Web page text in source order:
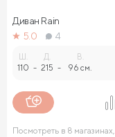
Диван Rain
5.0
4
Ш.
110 -
Д.
215 -
В.
96 см.
Посмотреть в 8 магазинах,